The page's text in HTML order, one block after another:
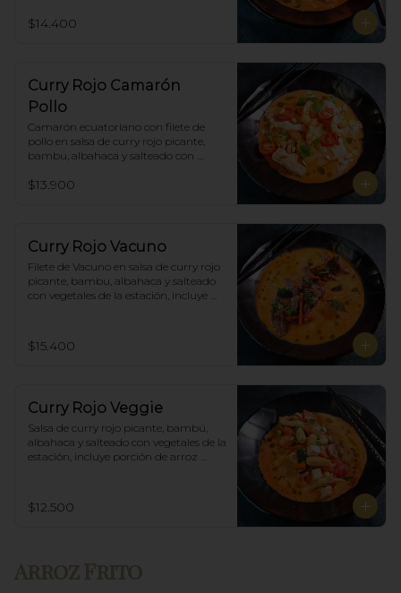
$14.400
Curry Rojo Camarón
Pollo
Camarón ecuatoriano con filete de
pollo en salsa de curry rojo picante,
bambu, albahaca y salteado con
porción de arroz blanco.
$13.900
Curry Rojo Vacuno
Filete de Vacuno en salsa de curry rojo
picante, bambu, albahaca y salteado
con vegetales de la estación, incluye
$15.400
Curry Rojo Veggie
Salsa de curry rojo picante, bambú,
albahaca y salteado con vegetales de la
estación, incluye porción de arroz
$12.500
Arroz Frito